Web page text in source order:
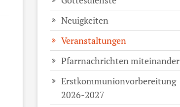
Neuigkeiten
Veranstaltungen
Pfarrnachrichten miteinander
Erstkommunionvorbereitung
2026-2027